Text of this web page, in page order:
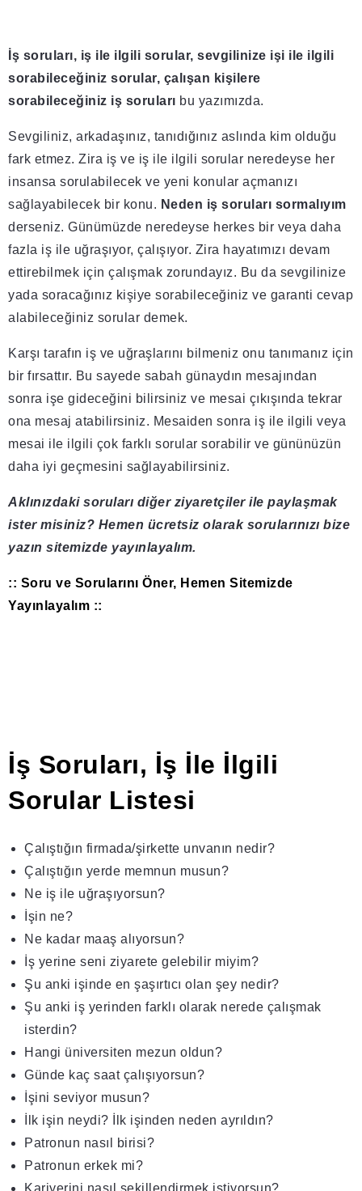
İş soruları, iş ile ilgili sorular, sevgilinize işi ile ilgili
sorabileceğiniz sorular, çalışan kişilere
sorabileceğiniz iş soruları bu yazımızda.
Sevgiliniz, arkadaşınız, tanıdığınız aslında kim olduğu
fark etmez. Zira iş ve iş ile ilgili sorular neredeyse her
insansa sorulabilecek ve yeni konular açmanızı
sağlayabilecek bir konu. Neden iş soruları sormalıyım
derseniz. Günümüzde neredeyse herkes bir veya daha
fazla iş ile uğraşıyor, çalışıyor. Zira hayatımızı devam
ettirebilmek için çalışmak zorundayız. Bu da sevgilinize
yada soracağınız kişiye sorabileceğiniz ve garanti cevap
alabileceğiniz sorular demek.
Karşı tarafın iş ve uğraşlarını bilmeniz onu tanımanız için
bir fırsattır. Bu sayede sabah günaydın mesajından
sonra işe gideceğini bilirsiniz ve mesai çıkışında tekrar
ona mesaj atabilirsiniz. Mesaiden sonra iş ile ilgili veya
mesai ile ilgili çok farklı sorular sorabilir ve gününüzün
daha iyi geçmesini sağlayabilirsiniz.
Aklınızdaki soruları diğer ziyaretçiler ile paylaşmak
ister misiniz? Hemen ücretsiz olarak sorularınızı bize
yazın sitemizde yayınlayalım.
:: Soru ve Sorularını Öner, Hemen Sitemizde
Yayınlayalım ::
İş Soruları, İş İle İlgili
Sorular Listesi
Çalıştığın firmada/şirkette unvanın nedir?
Çalıştığın yerde memnun musun?
Ne iş ile uğraşıyorsun?
İşin ne?
Ne kadar maaş alıyorsun?
İş yerine seni ziyarete gelebilir miyim?
Şu anki işinde en şaşırtıcı olan şey nedir?
Şu anki iş yerinden farklı olarak nerede çalışmak
isterdin?
Hangi üniversiten mezun oldun?
Günde kaç saat çalışıyorsun?
İşini seviyor musun?
İlk işin neydi? İlk işinden neden ayrıldın?
Patronun nasıl birisi?
Patronun erkek mi?
Kariyerini nasıl şekillendirmek istiyorsun?